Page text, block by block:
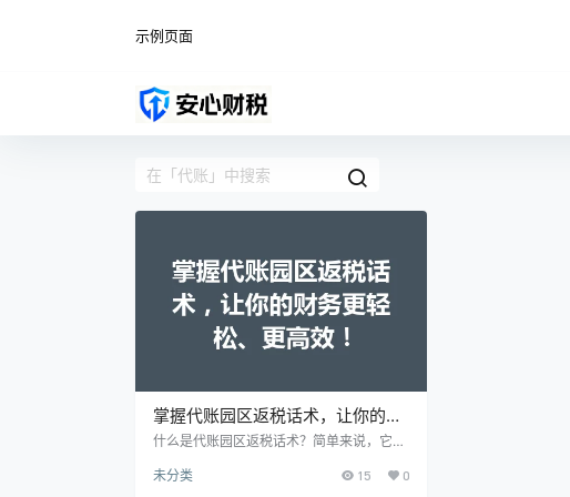
示例页面
掌握代账园区返税话术，让你的财
务更轻松、更高效！
什么是代账园区返税话术？简单来说，它是
沟通技巧。通过精准、清晰的表达，你能够
未分类 15 0